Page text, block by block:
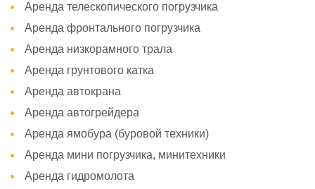
Аренда телескопического погрузчика
Аренда фронтального погрузчика
Аренда низкорамного трала
Аренда грунтового катка
Аренда автокрана
Аренда автогрейдера
Аренда ямобура (буровой техники)
Аренда мини погрузчика, минитехники
Аренда гидромолота